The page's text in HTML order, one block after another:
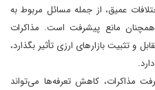
عمیق، از جمله مسائل مربوط به
همچنان مانع پیشرفت است. مذاکرات
و تثبیت بازارهای ارزی تأثیر بگذارد،
مذاکرات، کاهش تعرفه‌ها می‌تواند